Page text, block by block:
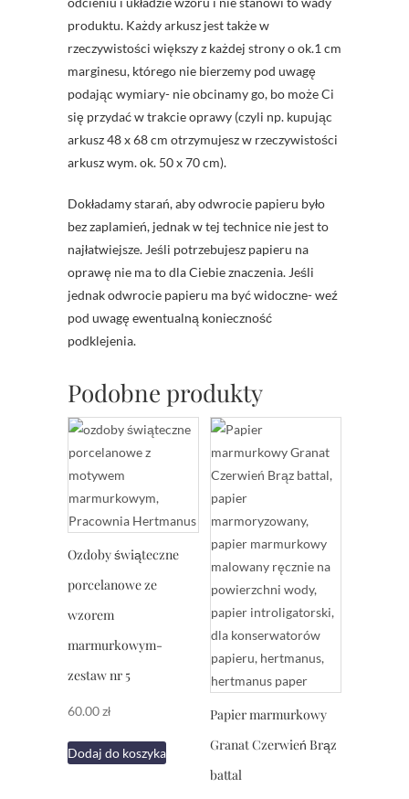
produktu. Każdy arkusz jest także w
rzeczywistości większy z każdej strony o ok.1 cm
marginesu, którego nie bierzemy pod uwagę
podając wymiary- nie obcinamy go, bo może Ci
się przydać w trakcie oprawy (czyli np. kupując
arkusz 48 x 68 cm otrzymujesz w rzeczywistości
arkusz wym. ok. 50 x 70 cm).
Dokładamy starań, aby odwrocie papieru było
bez zaplamień, jednak w tej technice nie jest to
najłatwiejsze. Jeśli potrzebujesz papieru na
oprawę nie ma to dla Ciebie znaczenia. Jeśli
jednak odwrocie papieru ma być widoczne- weź
pod uwagę ewentualną konieczność
podklejenia.
Podobne produkty
Ozdoby świąteczne
porcelanowe ze
wzorem
marmurkowym-
zestaw nr 5
60.00zł
Dodaj do koszyka
Papier marmurkowy
Granat Czerwień Brąz
battal